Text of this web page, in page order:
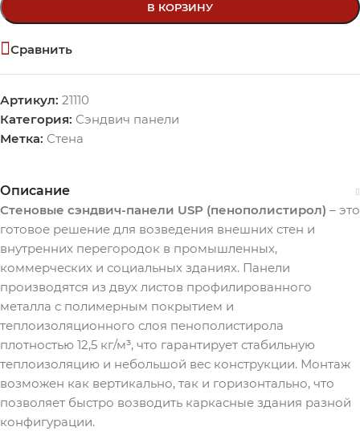
В КОРЗИНУ
Сравнить
Артикул: 21110
Категория: Сэндвич панели
Метка: Стена
Описание
Стеновые сэндвич-панели USP (пенополистирол) – это
готовое решение для возведения внешних стен и
внутренних перегородок в промышленных,
коммерческих и социальных зданиях. Панели
производятся из двух листов профилированного
металла с полимерным покрытием и
теплоизоляционного слоя пенополистирола
плотностью 12,5 кг/м³, что гарантирует стабильную
теплоизоляцию и небольшой вес конструкции. Монтаж
возможен как вертикально, так и горизонтально, что
позволяет быстро возводить каркасные здания разной
конфигурации.